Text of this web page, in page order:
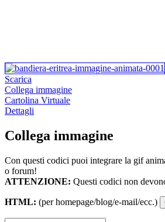
Scarica
Collega immagine
Cartolina Virtuale
Dettagli
Collega immagine
Con questi codici puoi integrare la gif
o forum!
ATTENZIONE: Questi codici non
HTML: (per homepage/blog/e-mail/ecc.)